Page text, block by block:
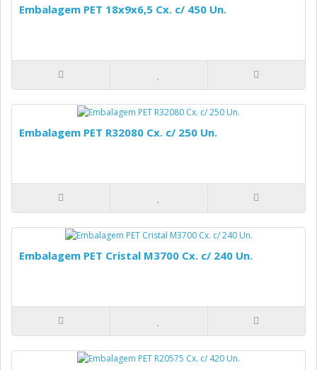
Embalagem PET 18x9x6,5 Cx. c/ 450 Un.
Embalagem PET R32080 Cx. c/ 250 Un.
Embalagem PET Cristal M3700 Cx. c/ 240 Un.